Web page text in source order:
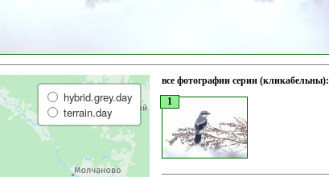
hybrid.grey.day
terrain.day
все фотографии серии (кликабельны):
1